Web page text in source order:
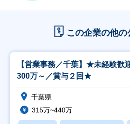
この企業の他の
【営業事務／千葉】★未経験歓
300万～／賞与２回★
千葉県
315万~440万